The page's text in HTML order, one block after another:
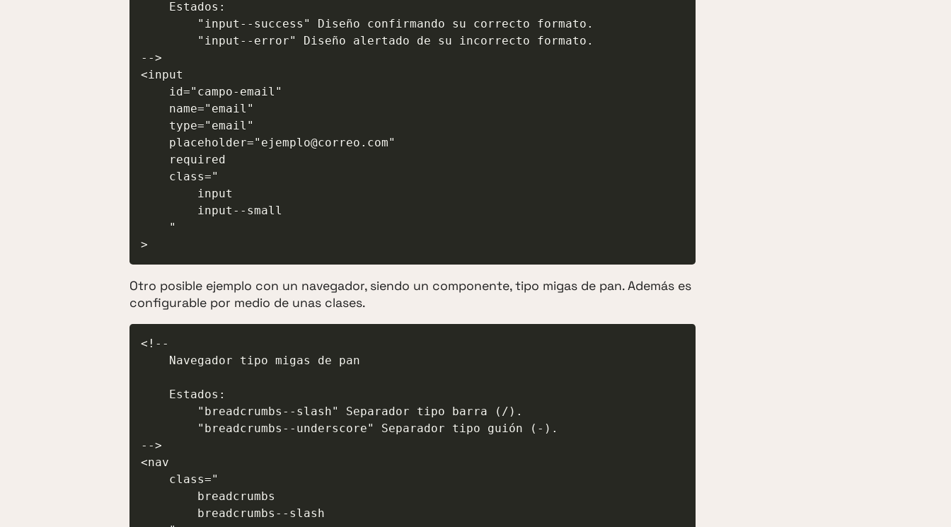
-->
<input
>
Otro posible ejemplo con un navegador, siendo un componente, tipo migas de pan. Además es
configurable por medio de unas clases.
<!--
-->
<nav